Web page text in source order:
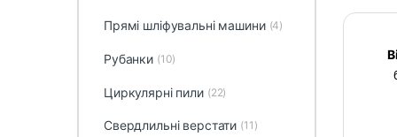
Прямі шліфувальні машини (4)
Рубанки (10)
Циркулярні пили (22)
Свердлильні верстати (11)